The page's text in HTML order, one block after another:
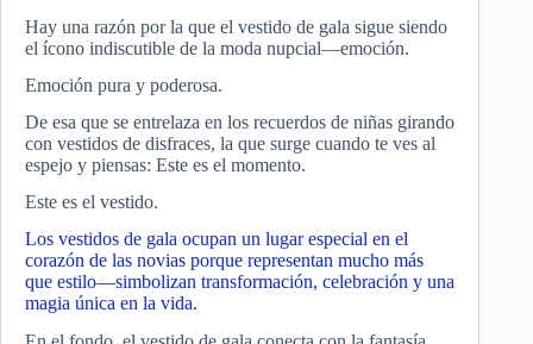
Hay una razón por la que el vestido de gala sigue siendo
el ícono indiscutible de la moda nupcial—emoción.
Emoción pura y poderosa.
De esa que se entrelaza en los recuerdos de niñas girando
con vestidos de disfraces, la que surge cuando te ves al
espejo y piensas: Este es el momento.
Este es el vestido.
Los vestidos de gala ocupan un lugar especial en el
corazón de las novias porque representan mucho más
que estilo—simbolizan transformación, celebración y una
magia única en la vida.